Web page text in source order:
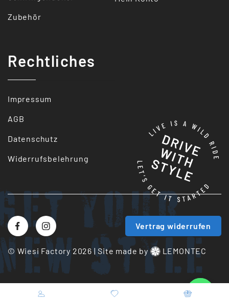
Zubehör
Rechtliches
Impressum
AGB
Datenschutz
Widerrufsbelehrung
© Wiesi Factory 2026|Site made by LEMONTEC
Vertrag widerrufen
your
style
Whatsapp us